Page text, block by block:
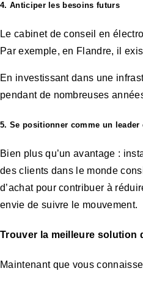
4. Anticiper les besoins futurs
Le cabinet de conseil en
Par exemple, en Flandre, il
En investissant dans une
pendant de nombreuses
5. Se positionner comme un
Bien plus qu’un avantage :
des clients dans le monde
d’achat pour contribuer à
envie de suivre le mouvement.
Trouver la meilleure solution
Maintenant que vous